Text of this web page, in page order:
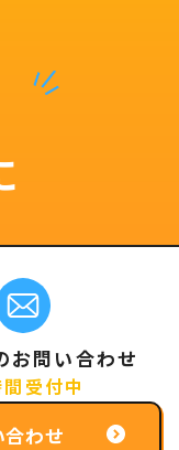
お問い合わせ
受付中
わせ